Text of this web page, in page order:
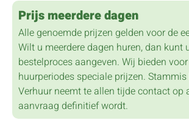
Prijs meerdere dagen
Alle genoemde prijzen gelden voor de
Wilt u meerdere dagen huren, dan kunt
bestelproces aangeven. Wij bieden
huurperiodes speciale prijzen. Stammis
Verhuur neemt te allen tijde contact op
aanvraag definitief wordt.